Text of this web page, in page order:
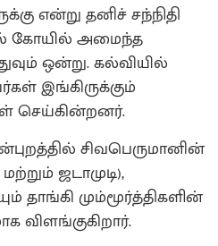
என்று தனிச் சந்நிதி
கோயில் அமைந்த
ஒன்று. கல்வியில்
இங்கிருக்கும்
செய்கின்றனர்.
சிவபெருமானின்
ஜடாமுடி),
தாங்கி மும்மூர்த்திகளின்
விளங்குகிறார்.